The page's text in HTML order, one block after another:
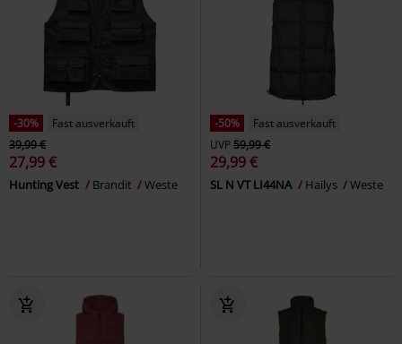
-30%
Fast ausverkauft
39,99 €
27,99 €
Hunting Vest Brandit Weste
-50%
Fast ausverkauft
UVP59,99 €
29,99 €
SL N VT LI44NA Hailys Weste